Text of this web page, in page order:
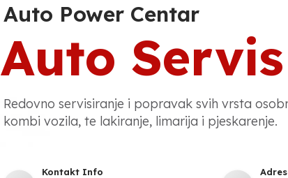
Auto Power Centar
Auto Servis
Redovno servisiranje i popravak svih vrsta
kombi vozila, te lakiranje, limarija i pjeskarenje.
Kontakt Info